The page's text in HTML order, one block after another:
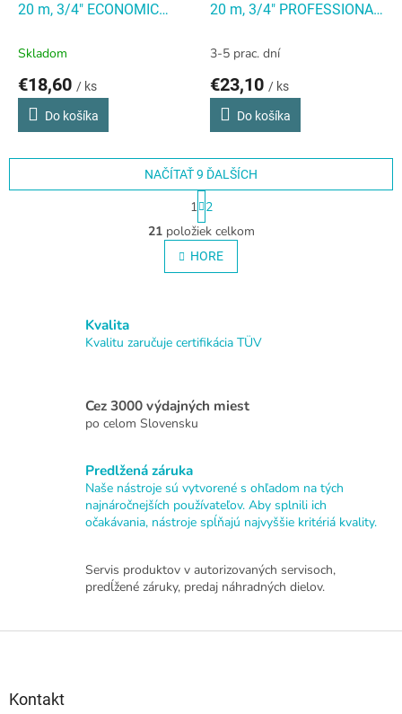
20 m, 3/4" ECONOMIC
20 m, 3/4" ECONOMIC
Skladom
€18,60 / ks
Do košíka
20 m, 3/4" PROFESSIONAL
20 m, 3/4" PROFESSIONAL
3-5 prac. dní
€23,10 / ks
Do košíka
O
v
l
á
i
v
p
i
s
NAČÍTAŤ 9 ĎALŠÍCH
t
r
á
n
k
n
i
1 2
21položiek celkom
HORE
Kvalita
Kvalitu zaručuje certifikácia TÜV
Cez 3000 výdajných miest
po celom Slovensku
Predlžená záruka
Naše nástroje sú vytvorené s ohľadom na tých
najnáročnejších používateľov. Aby splnili ich
očakávania, nástroje spĺňajú najvyššie kritériá kvality.
Servis produktov v autorizovaných servisoch,
predĺžené záruky, predaj náhradných dielov.
Kontakt